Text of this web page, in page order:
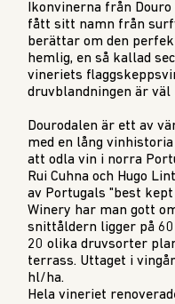
Ikonvinerna från
fått sitt namn från
berättar om den
hemlig, en så kallad
vineriets
druvblandningen är väl
Dourodalen är ett av
med en lång
att odla vin i norra
Rui Cuhna och Hugo
av Portugals "best kept
Winery har man gott
snittåldern ligger på 60
20 olika druvsorter
terrass. Uttaget i
hl/ha.
Hela vineriet